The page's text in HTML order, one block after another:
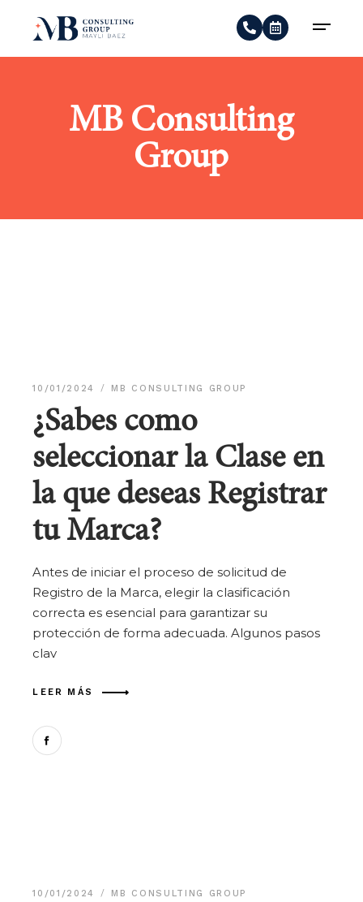
MB Consulting
Group
10/01/2024 MB CONSULTING GROUP
¿Sabes como
seleccionar la Clase en
la que deseas Registrar
tu Marca?
Antes de iniciar el proceso de solicitud de
Registro de la Marca, elegir la clasificación
correcta es esencial para garantizar su
protección de forma adecuada. Algunos pasos
clav
LEER MÁS
10/01/2024 MB CONSULTING GROUP